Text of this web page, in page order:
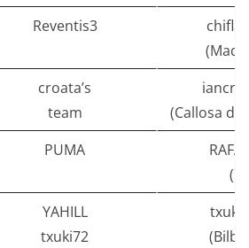
Reventis3
croata’s
team
(Callosa de
PUMA
()
YAHILL
txuki72